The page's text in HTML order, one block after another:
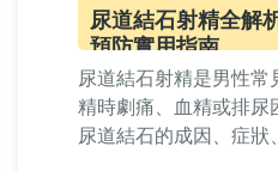
尿道結石射精全解
預防實用指南
尿道結石射精是男性常
精時劇痛、血精或排尿
尿道結石的成因、症狀